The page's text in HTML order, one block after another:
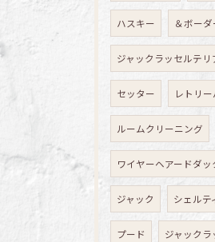
ハスキー ＆ボー
ジャックラッセルテリ
セッター レトリ
ルームクリーニング
ワイヤーヘアードダッ
ジャック シェルテ
プード ジャックラ